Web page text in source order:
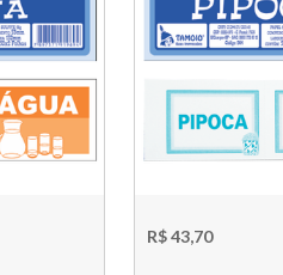
R$ 43,70